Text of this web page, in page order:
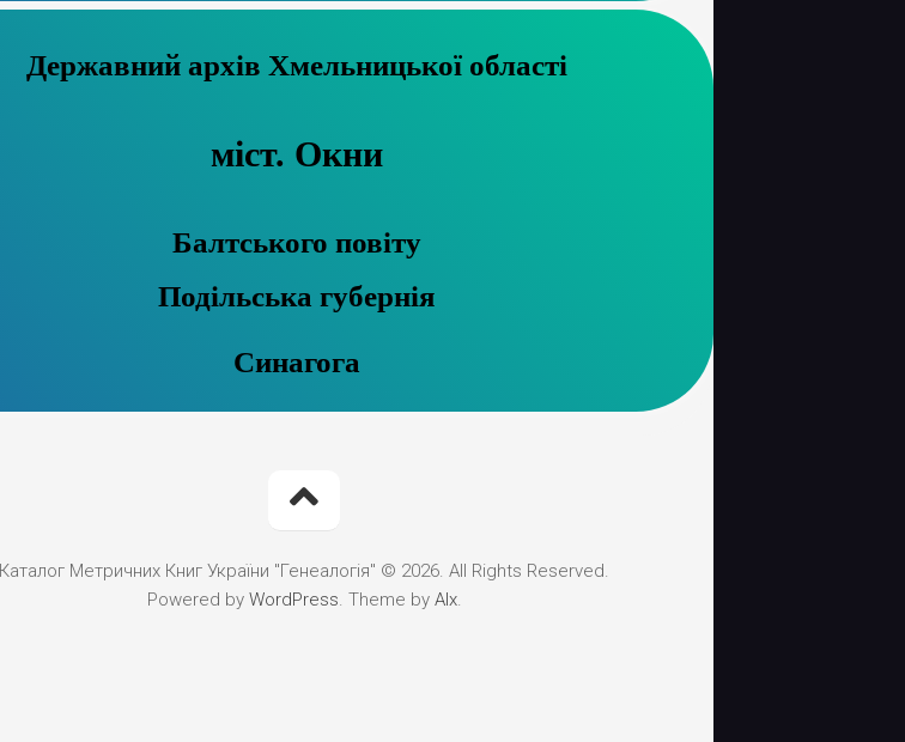
Державний архів Хмельницької області
міст. Окни
Балтського повіту
Подільська губернія
Синагога
Каталог Метричних Книг України "Генеалогія" © 2026. All Rights Reserved.
Powered by WordPress. Theme by Alx.